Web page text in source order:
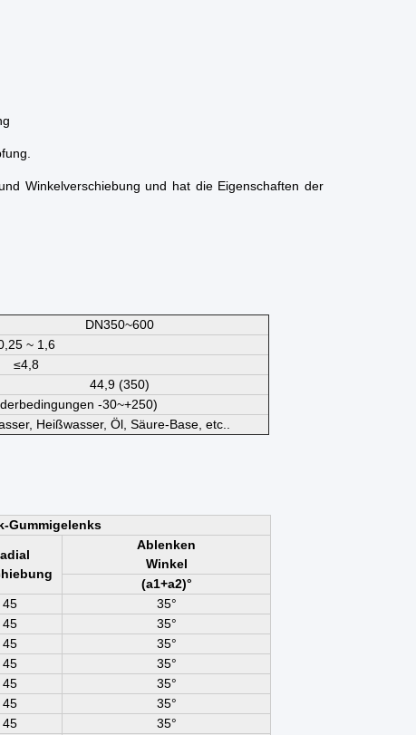
Winkelverschiebung und hat die Eigenschaften der
DN350~600
~ 1,6
≤4,8
44,9 (350)
-30~+250)
Heißwasser, Öl, Säure-Base, etc..
Gummigelenks
Ablenken
Winkel
(a1+a2)°
45
35°
45
35°
45
35°
45
35°
45
35°
45
35°
45
35°